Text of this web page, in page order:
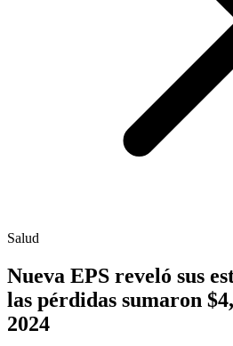
Salud
Nueva EPS reveló sus
las pérdidas sumaron
2024